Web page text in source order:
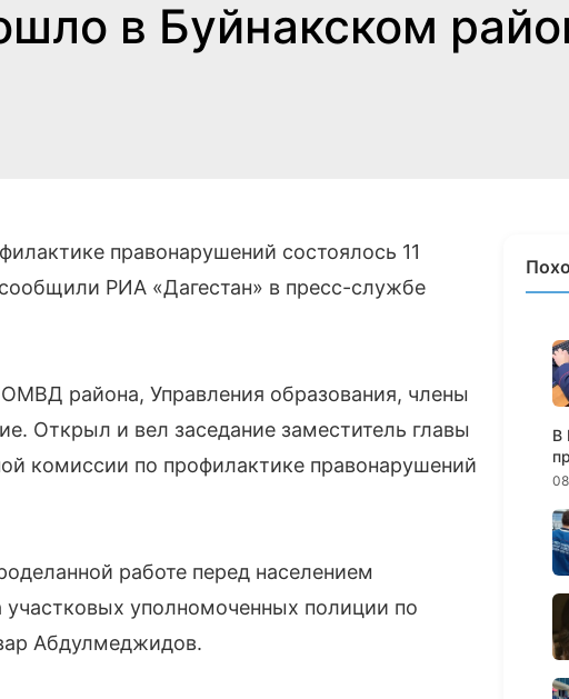
в Буйнакском
правонарушений состоялось 11
РИА «Дагестан» в пресс-службе
района, Управления образования, члены
Открыл и вел заседание заместитель главы
комиссии по профилактике правонарушений
работе перед населением
участковых уполномоченных полиции по
Абдулмеджидов.
В